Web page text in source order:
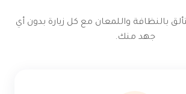
بالنظافة واللمعان مع كل زيارة بدون أي
جهد منك.